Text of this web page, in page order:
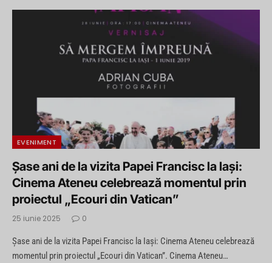
EVENIMENT
Șase ani de la vizita Papei Francisc la Iași:
Cinema Ateneu celebrează momentul prin
proiectul „Ecouri din Vatican”
25 iunie 2025 0
Șase ani de la vizita Papei Francisc la Iași: Cinema Ateneu celebrează
momentul prin proiectul „Ecouri din Vatican”. Cinema Ateneu…